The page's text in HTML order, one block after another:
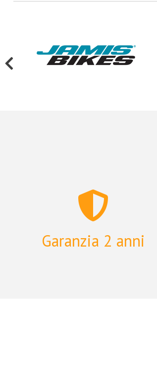
JUIN TECH
ADVENTURE MADISON
CYCLOTECHGaranzia 2 anni